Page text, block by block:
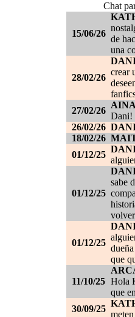
Chat
15/06/26
de
una
28/02/26
crear
27/02/26
Dani!
26/02/26
18/02/26
01/12/25
01/12/25
sabe
01/12/25
que
11/10/25 Hola
que
30/09/25